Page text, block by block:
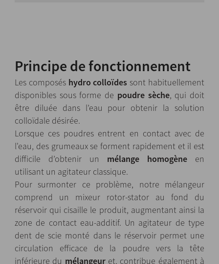
Principe de fonctionnement
Les composés hydro colloïdes sont habituellement
disponibles sous forme de poudre sèche, qui doit
être diluée dans l’eau pour obtenir la solution
colloïdale désirée.
Lorsque ces poudres entrent en contact avec de
l'eau, des grumeaux se forment rapidement et il est
difficile d’obtenir un mélange homogène en
utilisant un agitateur classique.
Pour surmonter ce problème, notre mélangeur
comprend un mixeur rotor-stator au fond du
réservoir qui cisaille le produit, augmentant ainsi la
zone de contact eau-additif. Un agitateur de type
dent de scie monté dans le réservoir permet une
circulation efficace de la poudre vers la tête
inférieure du mélangeuret, contribue également à